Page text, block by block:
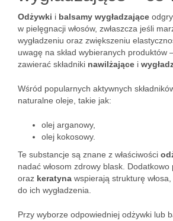
Odżywki i balsamy wygładzające
w pielęgnacji włosów, zwłaszcza jeśli
wygładzeniu oraz zwiększeniu
uwagę na skład wybieranych produktów
zawierać składniki nawilżające i
Wśród popularnych aktywnych
naturalne oleje, takie jak:
olej arganowy,
olej kokosowy.
Te substancje są znane z właściwości
nadać włosom zdrowy blask. Dodatkowo
oraz keratyna wspierają strukturę
do ich wygładzenia.
Przy wyborze odpowiedniej odżywki lub